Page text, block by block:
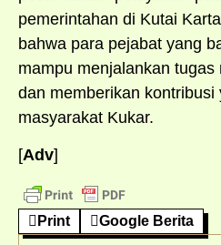
pemerintahan di Kutai
bahwa para pejabat yang
mampu menjalankan
dan memberikan kontribusi
masyarakat Kukar.
[Adv]
Print Google Berita